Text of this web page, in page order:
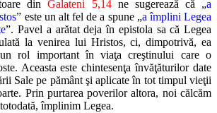
dinGalateni 5,14ne sugerează că „a
” este un alt fel de a spune „a împlini Legea
”. Pavel a arătat deja în epistola sa că Legea
la venirea lui Hristos, ci, dimpotrivă, ea
rol important în viaţa creştinului care o
Aceasta este chintesenţa învăţăturilor date
Sale pe pământ şi aplicate în tot timpul vieţii
Prin purtarea poverilor altora, noi călcăm
împlinim Legea.